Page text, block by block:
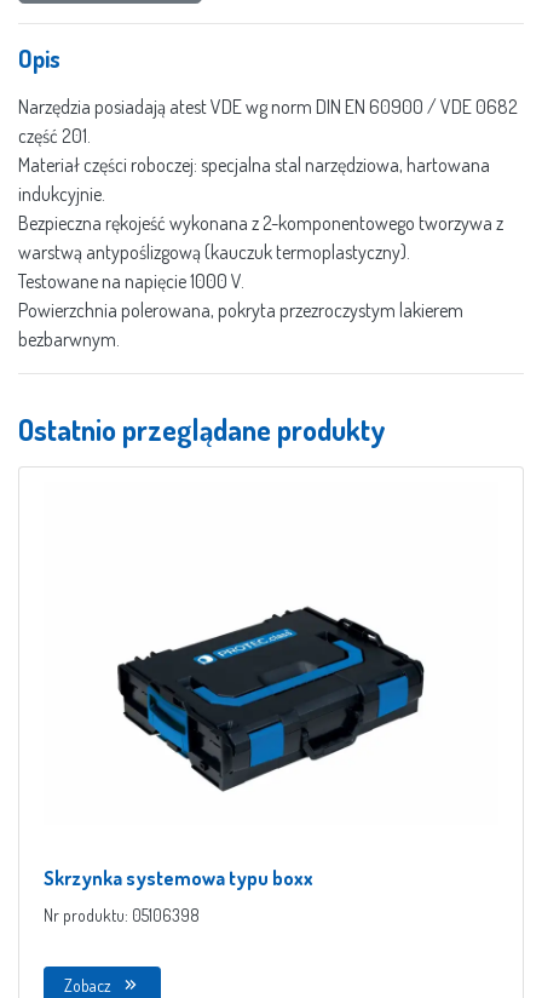
Opis
Narzędzia posiadają atest VDE wg norm DIN EN 60900 / VDE 0682
część 201.
Materiał części roboczej: specjalna stal narzędziowa, hartowana
indukcyjnie.
Bezpieczna rękojeść wykonana z 2-komponentowego tworzywa z
warstwą antypoślizgową (kauczuk termoplastyczny).
Testowane na napięcie 1000 V.
Powierzchnia polerowana, pokryta przezroczystym lakierem
bezbarwnym.
Ostatnio przeglądane produkty
Skrzynka systemowa typu boxx
Nr produktu: 05106398
Zobacz